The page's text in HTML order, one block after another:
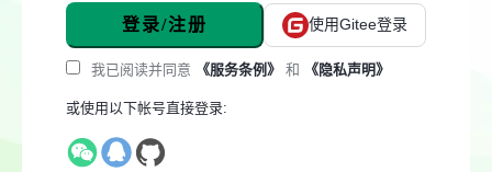
登录/注册 使用Gitee登录
我已阅读并同意 《服务条例》 和 《隐私声明》
或使用以下帐号直接登录: